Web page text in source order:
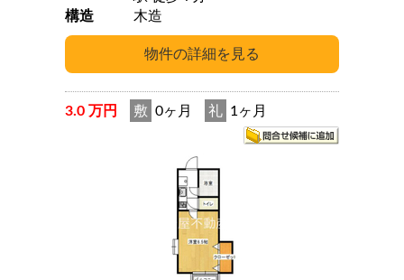
構造
木造
3.0 万円 敷 0ヶ月 礼 1ヶ月